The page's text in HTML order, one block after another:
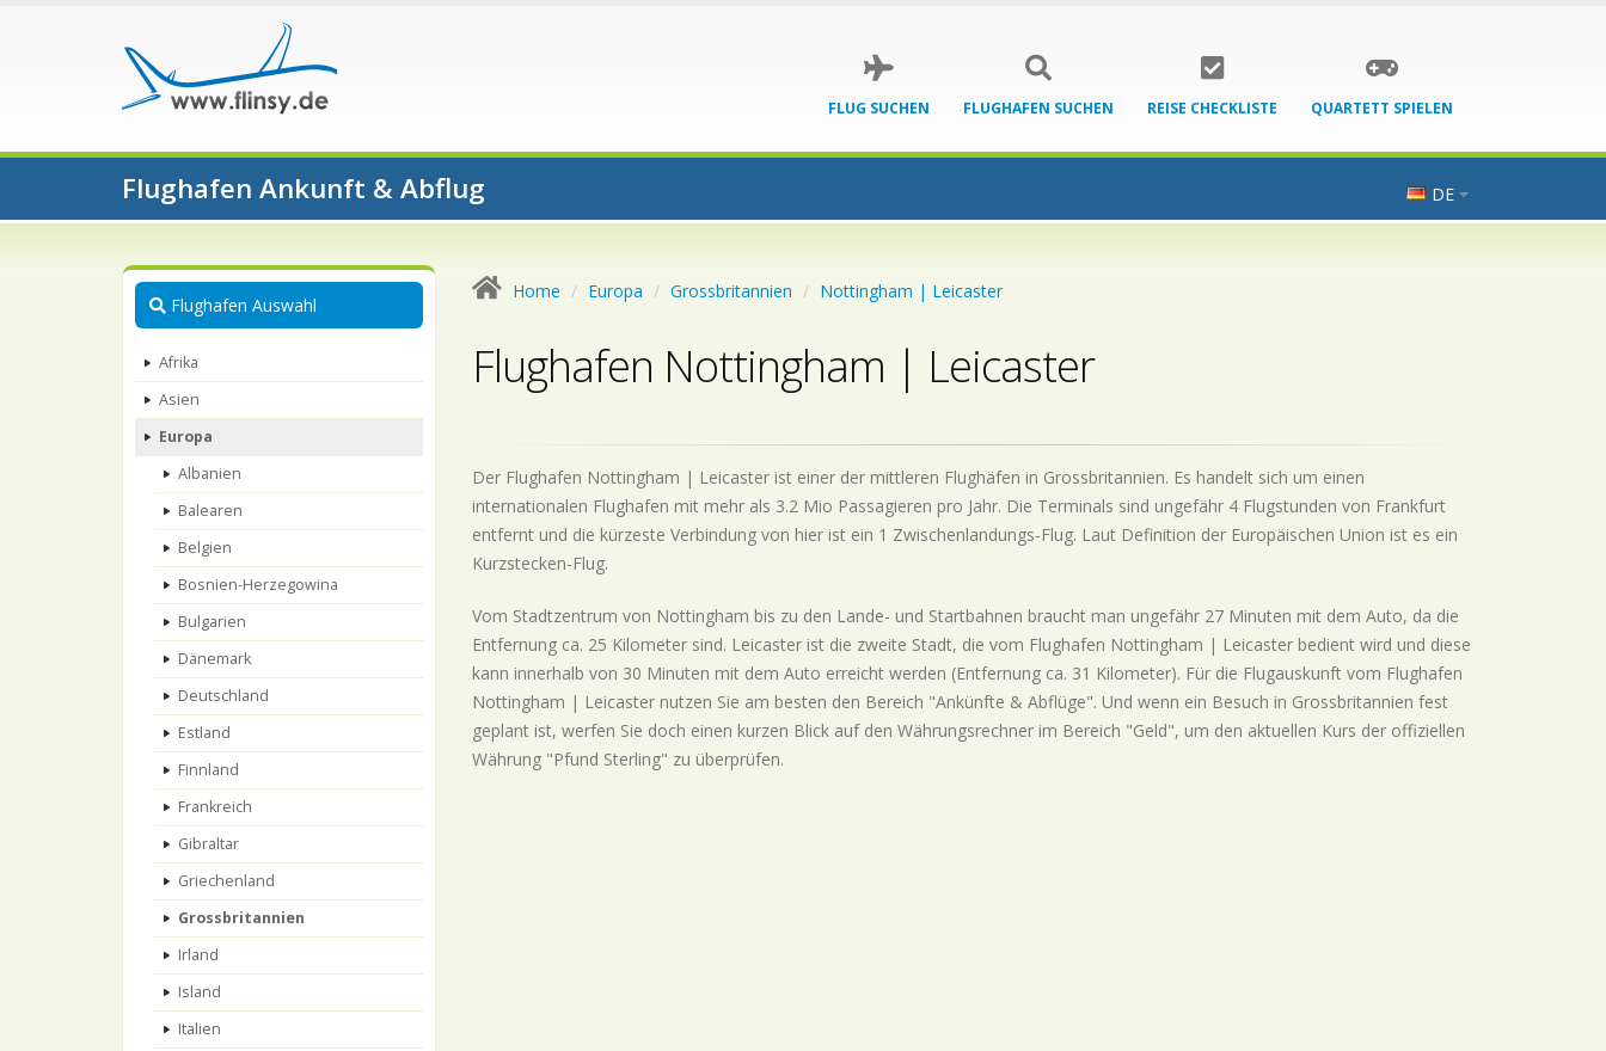
FLUG SUCHEN FLUGHAFEN SUCHEN REISE CHECKLISTE QUARTETT SPIELEN
Flughafen Ankunft & Abflug DE
Flughafen Auswahl
Afrika
Asien
Europa
Albanien
Balearen
Belgien
Bosnien-Herzegowina
Bulgarien
Dänemark
Deutschland
Estland
Finnland
Frankreich
Gibraltar
Griechenland
Grossbritannien
Irland
Island
Italien
Home Europa Grossbritannien Nottingham | Leicaster
Flughafen Nottingham | Leicaster
Der Flughafen Nottingham | Leicaster ist einer der mittleren Flughäfen in Grossbritannien. Es handelt sich um einen
internationalen Flughafen mit mehr als 3.2 Mio Passagieren pro Jahr. Die Terminals sind ungefähr 4 Flugstunden von Frankfurt
entfernt und die kürzeste Verbindung von hier ist ein 1 Zwischenlandungs-Flug. Laut Definition der Europäischen Union ist es ein
Kurzstecken-Flug.
Vom Stadtzentrum von Nottingham bis zu den Lande- und Startbahnen braucht man ungefähr 27 Minuten mit dem Auto, da die
Entfernung ca. 25 Kilometer sind. Leicaster ist die zweite Stadt, die vom Flughafen Nottingham | Leicaster bedient wird und diese
kann innerhalb von 30 Minuten mit dem Auto erreicht werden (Entfernung ca. 31 Kilometer). Für die Flugauskunft vom Flughafen
Nottingham | Leicaster nutzen Sie am besten den Bereich "Ankünfte & Abflüge". Und wenn ein Besuch in Grossbritannien fest
geplant ist, werfen Sie doch einen kurzen Blick auf den Währungsrechner im Bereich "Geld", um den aktuellen Kurs der offiziellen
Währung "Pfund Sterling" zu überprüfen.